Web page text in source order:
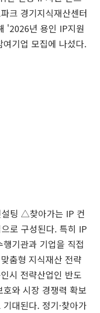
크 경기지식재산센터
'2026년 용인 IP지원
기업 모집에 나섰다.
팅 △찾아가는 IP 컨
로 구성된다. 특히 IP
기관과 기업을 직접
춤형 지식재산 전략
시 전략산업인 반도
와 시장 경쟁력 확보
대된다. 정기·찾아가